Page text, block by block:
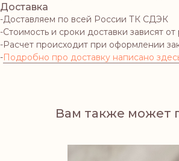
Доставка
-Доставляем по всей России ТК СДЭК
-Стоимость и сроки доставки зависят от
-Расчет происходит при оформлении
-Подробно про доставку написано
Вам также может